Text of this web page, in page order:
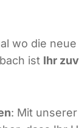
wo die
ist Ihr
: Mit